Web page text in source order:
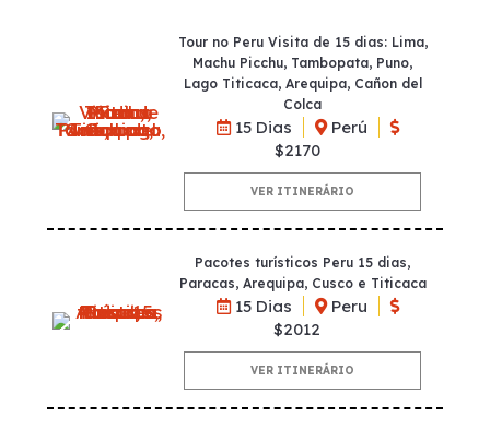
Tour no Peru Visita de 15 dias: Lima,
Machu Picchu, Tambopata, Puno,
Lago Titicaca, Arequipa, Cañon del
Colca
15 Dias
Perú
$2170
VER ITINERÁRIO
Pacotes turísticos Peru 15 dias,
Paracas, Arequipa, Cusco e Titicaca
15 Dias
Peru
$2012
VER ITINERÁRIO